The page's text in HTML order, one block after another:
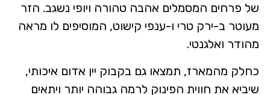
של פרחים המסמלים אהבה טהורה ויופי נשגב. הזר
מעוטר ב-ירק טרי ו-ענפי קישוט, המוסיפים לו מראה
מהודר ואלגנטי.
כחלק מהמארז, תמצאו גם בקבוק יין אדום איכותי,
שיביא את חווית הפינוק לרמה גבוהה יותר ויתאים